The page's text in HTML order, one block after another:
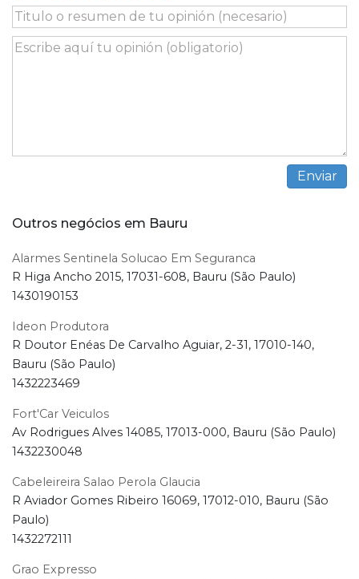
Outros negócios em Bauru
Alarmes Sentinela Solucao Em Seguranca
R Higa Ancho 2015, 17031-608, Bauru (São Paulo)
1430190153
Ideon Produtora
R Doutor Enéas De Carvalho Aguiar, 2-31, 17010-140,
Bauru (São Paulo)
1432223469
Fort'Car Veiculos
Av Rodrigues Alves 14085, 17013-000, Bauru (São Paulo)
1432230048
Cabeleireira Salao Perola Glaucia
R Aviador Gomes Ribeiro 16069, 17012-010, Bauru (São
Paulo)
1432272111
Grao Expresso